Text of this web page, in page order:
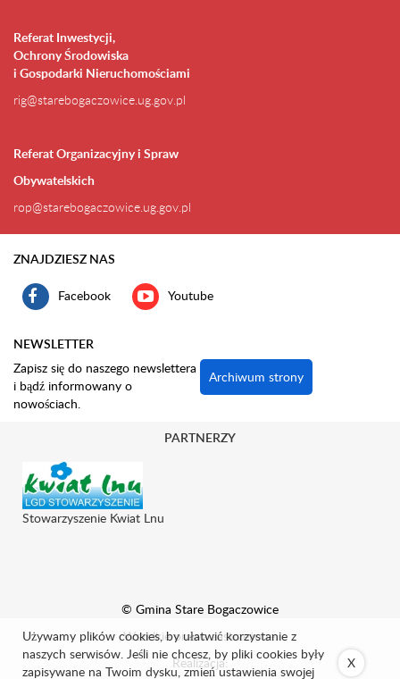
Referat Inwestycji,
Ochrony Środowiska
i Gospodarki Nieruchomościami
rig@starebogaczowice.ug.gov.pl
Referat Organizacyjny i Spraw
Obywatelskich
rop@starebogaczowice.ug.gov.pl
ZNAJDZIESZ NAS
Facebook Youtube
NEWSLETTER
Zapisz się do naszego newslettera
i bądź informowany o
nowościach.
Archiwum strony
© Gmina Stare Bogaczowice
Wszelkie prawa zastrzeżone.
Realizacja:
PARTNERZY
Stowarzyszenie Kwiat Lnu
Używamy plików cookies, by ułatwić korzystanie z
naszych serwisów. Jeśli nie chcesz, by pliki cookies były
zapisywane na Twoim dysku, zmień ustawienia swojej
X